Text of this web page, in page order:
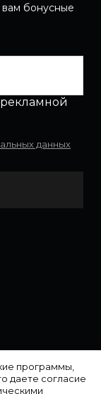
бонусные
данных
программы,
даете согласие